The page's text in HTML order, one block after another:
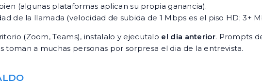
(algunas plataformas aplican su propia ganancia).
de la llamada (velocidad de subida de 1 Mbps es el piso HD; 3+
(Zoom, Teams), instalalo y ejecutalo el dia anterior. Prompts
a muchas personas por sorpresa el dia de la entrevista.